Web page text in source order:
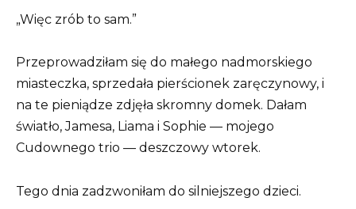
„Więc zrób to sam.”
Przeprowadziłam się do małego nadmorskiego
miasteczka, sprzedała pierścionek zaręczynowy, i
na te pieniądze zdjęła skromny domek. Dałam
światło, Jamesa, Liama i Sophie — mojego
Cudownego trio — deszczowy wtorek.
Tego dnia zadzwoniłam do silniejszego dzieci.